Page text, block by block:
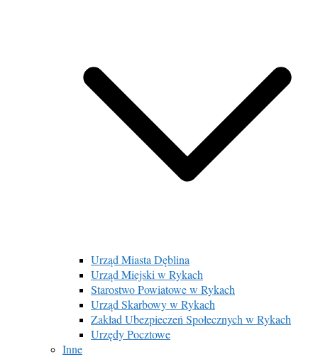
Urząd Miasta Dęblina
Urząd Miejski w Rykach
Starostwo Powiatowe w Rykach
Urząd Skarbowy w Rykach
Zakład Ubezpieczeń Społecznych w Rykach
Urzędy Pocztowe
Inne